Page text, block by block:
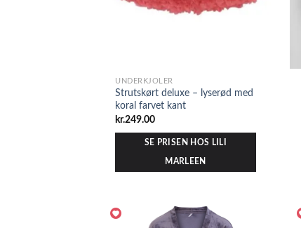
UNDERKJOLER
Strutskørt deluxe – lyserød med
koral farvet kant
kr.249.00
SE PRISEN HOS LILI
MARLEEN